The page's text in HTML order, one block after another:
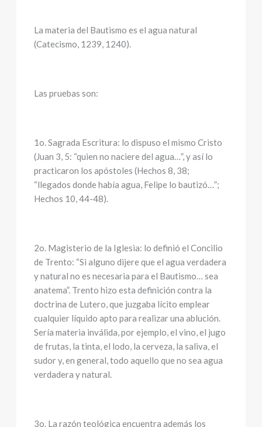
La materia del Bautismo es el agua natural
(Catecismo, 1239, 1240).
Las pruebas son:
1o. Sagrada Escritura: lo dispuso el mismo Cristo
(Juan 3, 5: “quien no naciere del agua…”, y así lo
practicaron los apóstoles (Hechos 8, 38;
“llegados donde había agua, Felipe lo bautizó…”;
Hechos 10, 44-48).
2o. Magisterio de la Iglesia: lo definió el Concilio
de Trento: “Si alguno dijere que el agua verdadera
y natural no es necesaria para el Bautismo… sea
anatema”. Trento hizo esta definición contra la
doctrina de Lutero, que juzgaba lícito emplear
cualquier líquido apto para realizar una ablución.
Sería materia inválida, por ejemplo, el vino, el jugo
de frutas, la tinta, el lodo, la cerveza, la saliva, el
sudor y, en general, todo aquello que no sea agua
verdadera y natural.
3o. La razón teológica encuentra además los